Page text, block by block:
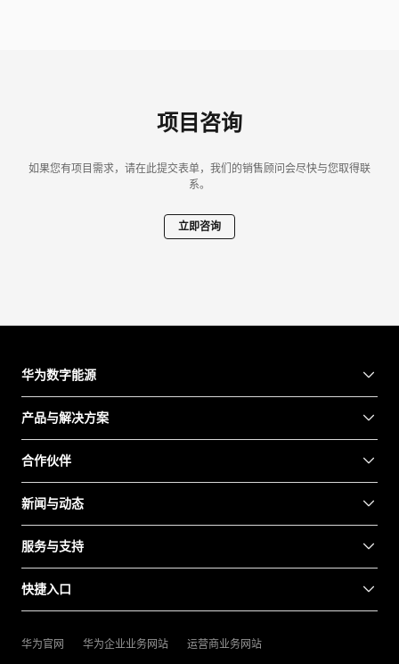
项目咨询
如果您有项目需求，请在此提交表单，我们的销售顾问会尽快与您取得联
系。
立即咨询
华为数字能源
产品与解决方案
合作伙伴
新闻与动态
服务与支持
快捷入口
华为官网 华为企业业务网站 运营商业务网站